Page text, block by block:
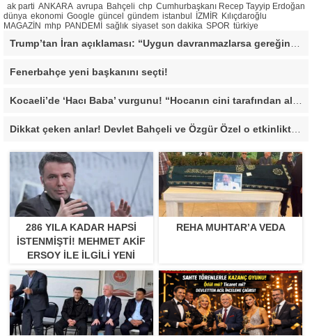
ak parti ANKARA avrupa Bahçeli chp Cumhurbaşkanı Recep Tayyip Erdoğan
dünya ekonomi Google güncel gündem istanbul İZMİR Kılıçdaroğlu
MAGAZİN mhp PANDEMİ sağlık siyaset son dakika SPOR türkiye
Fenerbahçe yeni başkanını seçti!
Dikkat çeken anlar! Devlet Bahçeli ve Özgür Özel o etkinlikte bir araya geldiler
286 YILA KADAR HAPSI
ISTENMIŞTI! MEHMET AKIF
ERSOY ILE ILGILI YENI
GELIŞME
REHA MUHTAR’A VEDA